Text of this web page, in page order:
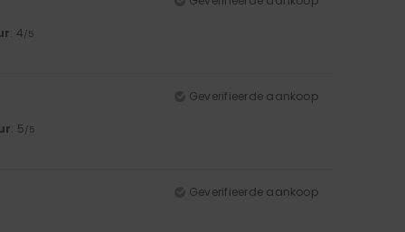
: 4/5
Geverifieerde aankoop
: 5/5
Geverifieerde aankoop